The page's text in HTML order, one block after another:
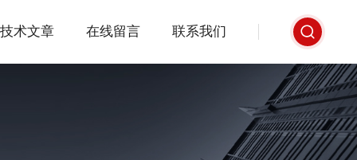
技术文章 在线留言 联系我们